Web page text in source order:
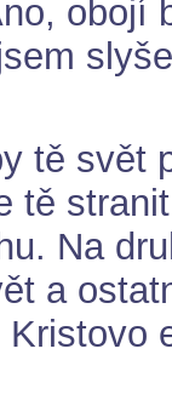
obojí
tě svět
tě
Na
a